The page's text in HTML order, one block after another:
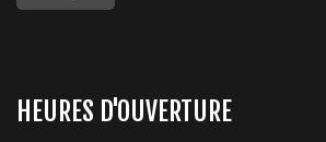
HEURES D'OUVERTURE